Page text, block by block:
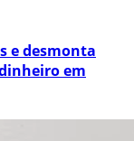
e desmonta
em